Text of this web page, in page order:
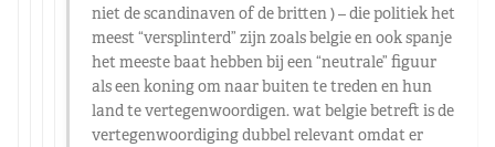
niet de scandinaven of de britten ) – die politiek het
meest “versplinterd” zijn zoals belgie en ook spanje
het meeste baat hebben bij een “neutrale” figuur
als een koning om naar buiten te treden en hun
land te vertegenwoordigen. wat belgie betreft is de
vertegenwoordiging dubbel relevant omdat er